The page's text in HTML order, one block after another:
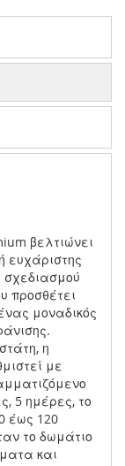
βελτιώνει
ευχάριστης
σχεδιασμού
προσθέτει
μοναδικός
η
με
5 ημέρες, το
έως 120
το δωμάτιο
και